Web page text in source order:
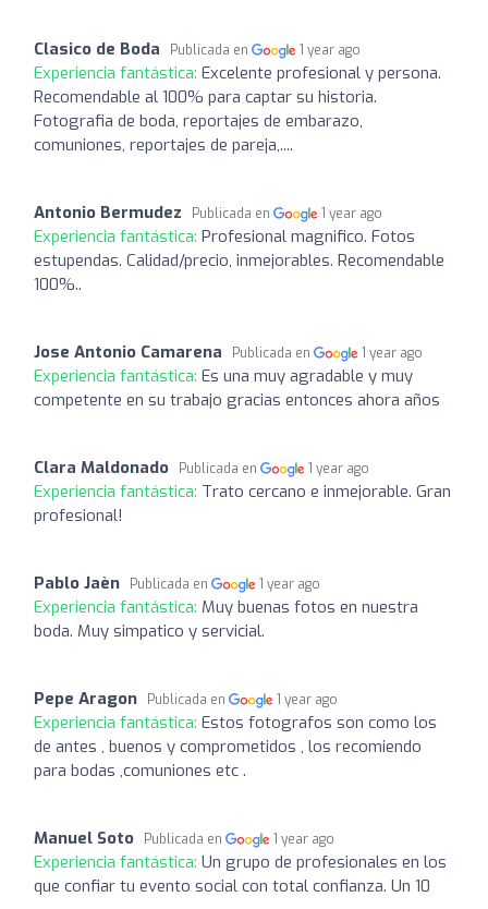
Clasico de Boda Publicada en 1 year ago
Experiencia fantástica: Excelente profesional y persona.
Recomendable al 100% para captar su historia.
Fotografia de boda, reportajes de embarazo,
comuniones, reportajes de pareja,....
Antonio Bermudez Publicada en 1 year ago
Experiencia fantástica: Profesional magnifico. Fotos
estupendas. Calidad/precio, inmejorables. Recomendable
100%..
Jose Antonio Camarena Publicada en 1 year ago
Experiencia fantástica: Es una muy agradable y muy
competente en su trabajo gracias entonces ahora años
Clara Maldonado Publicada en 1 year ago
Experiencia fantástica: Trato cercano e inmejorable. Gran
profesional!
Pablo Jaèn Publicada en 1 year ago
Experiencia fantástica: Muy buenas fotos en nuestra
boda. Muy simpatico y servicial.
Pepe Aragon Publicada en 1 year ago
Experiencia fantástica: Estos fotografos son como los
de antes , buenos y comprometidos , los recomiendo
para bodas ,comuniones etc .
Manuel Soto Publicada en 1 year ago
Experiencia fantástica: Un grupo de profesionales en los
que confiar tu evento social con total confianza. Un 10